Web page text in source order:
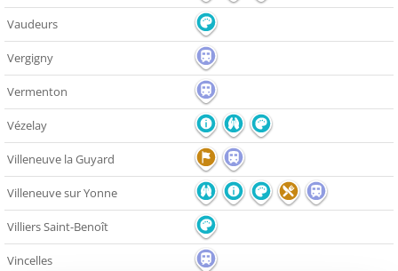
Vaudeurs
Vergigny
Vermenton
Vézelay
Villeneuve la Guyard
Villeneuve sur Yonne
Villiers Saint-Benoît
Vincelles